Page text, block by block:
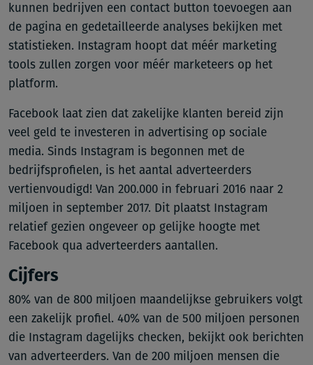
kunnen bedrijven een contact button toevoegen aan
de pagina en gedetailleerde analyses bekijken met
statistieken. Instagram hoopt dat méér marketing
tools zullen zorgen voor méér marketeers op het
platform.
Facebook laat zien dat zakelijke klanten bereid zijn
veel geld te investeren in advertising op sociale
media. Sinds Instagram is begonnen met de
bedrijfsprofielen, is het aantal adverteerders
vertienvoudigd! Van 200.000 in februari 2016 naar 2
miljoen in september 2017. Dit plaatst Instagram
relatief gezien ongeveer op gelijke hoogte met
Facebook qua adverteerders aantallen.
Cijfers
80% van de 800 miljoen maandelijkse gebruikers volgt
een zakelijk profiel. 40% van de 500 miljoen personen
die Instagram dagelijks checken, bekijkt ook berichten
van adverteerders. Van de 200 miljoen mensen die